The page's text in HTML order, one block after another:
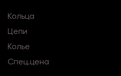
Кольца
Цепи
Колье
Спец.цена